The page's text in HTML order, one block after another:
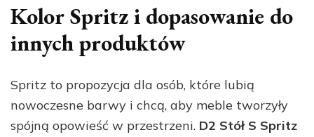
Kolor Spritz i dopasowanie do
innych produktów
Spritz to propozycja dla osób, które lubią
nowoczesne barwy i chcą, aby meble tworzyły
spójną opowieść w przestrzeni. D2 Stół S Spritz